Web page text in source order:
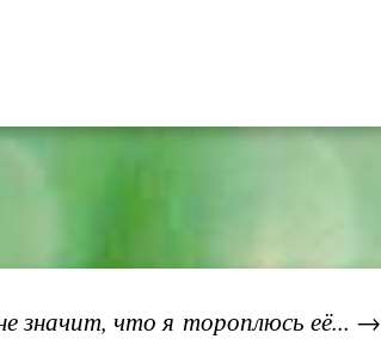
значит, что я тороплюсь её... →